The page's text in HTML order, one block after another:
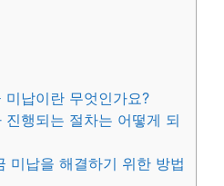
미납이란 무엇인가요?
진행되는 절차는 어떻게 되
미납을 해결하기 위한 방법